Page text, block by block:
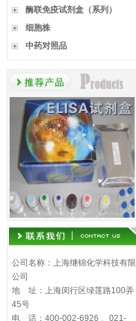
酶联免疫试剂盒（系列）
细胞株
中药对照品
公司名称：上海继锦化学科技有限
公司
地 址：上海闵行区绿莲路100弄
45号
电 话：400-002-6926 、021-